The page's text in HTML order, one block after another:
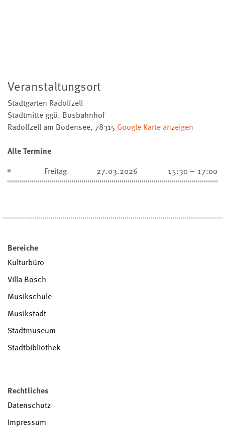
Veranstaltungsort
Stadtgarten Radolfzell
Stadtmitte ggü. Busbahnhof
Radolfzell am Bodensee, 78315 Google Karte anzeigen
Alle Termine
Freitag
27.03.2026 15:30 – 17:00
Bereiche
Kulturbüro
Villa Bosch
Musikschule
Musikstadt
Stadtmuseum
Stadtbibliothek
Rechtliches
Datenschutz
Impressum